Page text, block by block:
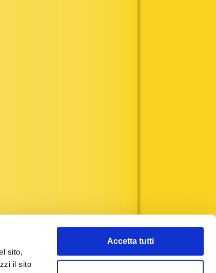
sito,
il sito
Accetta tutti